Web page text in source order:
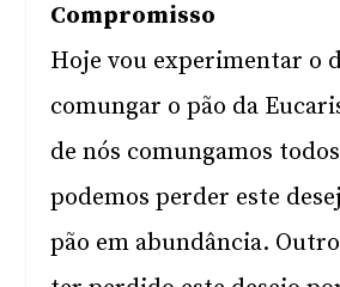
Compromisso
Hoje vou experimentar o
comungar o pão da
de nós comungamos
podemos perder este
pão em abundância.